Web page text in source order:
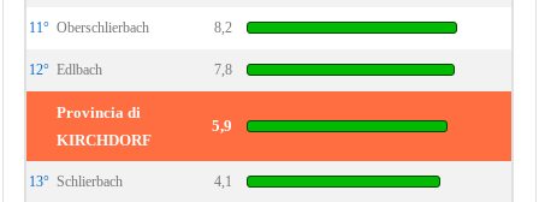
11° Oberschlierbach 8,2
12° Edlbach 7,8
Provincia di
KIRCHDORF
5,9
13° Schlierbach 4,1